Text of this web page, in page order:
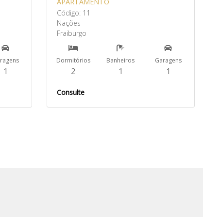
1
APARTAMENTO
Código: 11
Nações
Fraiburgo
Dormitórios
2
Banheiros
1
Garagens
1
Consulte